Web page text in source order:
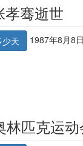
孝骞逝世
天 1987年8月8日
林匹克运